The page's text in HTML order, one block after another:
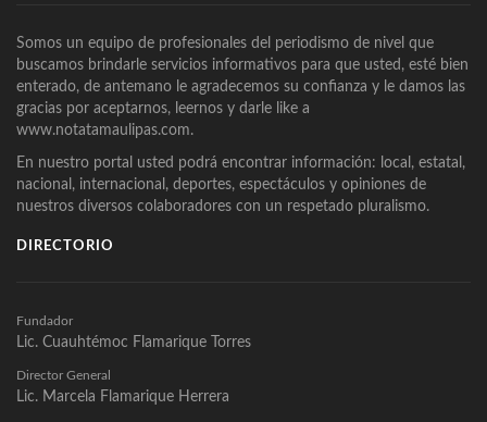
Somos un equipo de profesionales del periodismo de nivel que
buscamos brindarle servicios informativos para que usted, esté bien
enterado, de antemano le agradecemos su confianza y le damos las
gracias por aceptarnos, leernos y darle like a
www.notatamaulipas.com.
En nuestro portal usted podrá encontrar información: local, estatal,
nacional, internacional, deportes, espectáculos y opiniones de
nuestros diversos colaboradores con un respetado pluralismo.
DIRECTORIO
Fundador
Lic. Cuauhtémoc Flamarique Torres
Director General
Lic. Marcela Flamarique Herrera